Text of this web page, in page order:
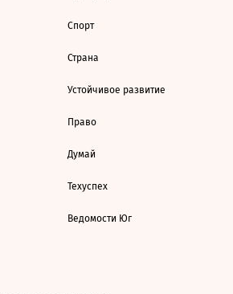
Спорт
Страна
Устойчивое развитие
Право
Думай
Техуспех
Ведомости Юг